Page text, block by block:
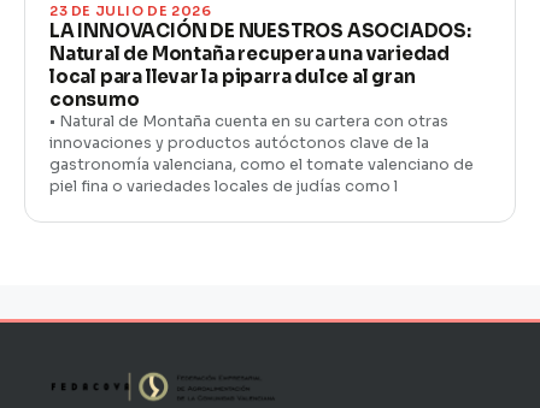
23 DE JULIO DE 2026
LA INNOVACIÓN DE NUESTROS ASOCIADOS:
Natural de Montaña recupera una variedad
local para llevar la piparra dulce al gran
consumo
• Natural de Montaña cuenta en su cartera con otras
innovaciones y productos autóctonos clave de la
gastronomía valenciana, como el tomate valenciano de
piel fina o variedades locales de judías como l